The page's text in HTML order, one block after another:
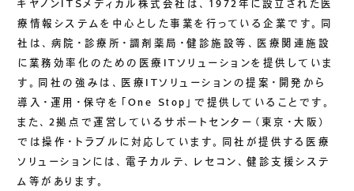
キヤノンITSメディカル株式会社は、1972年に設立された医
療情報システムを中心とした事業を行っている企業です。同
社は、病院・診療所・調剤薬局・健診施設等、医療関連施設
に業務効率化のための医療ITソリューションを提供していま
す。同社の強みは、医療ITソリューションの提案・開発から
導入・運用・保守を「One Stop」で提供していることです。
また、2拠点で運営しているサポートセンター（東京・大阪）
では操作・トラブルに対応しています。同社が提供する医療
ソリューションには、電子カルテ、レセコン、健診支援システ
ム等があります。